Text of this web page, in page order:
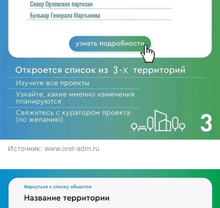
Источник: www.orel-adm.ru